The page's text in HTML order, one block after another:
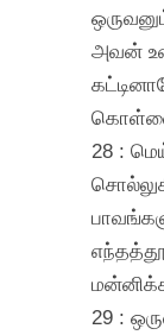
அவன்
28 :
29 :